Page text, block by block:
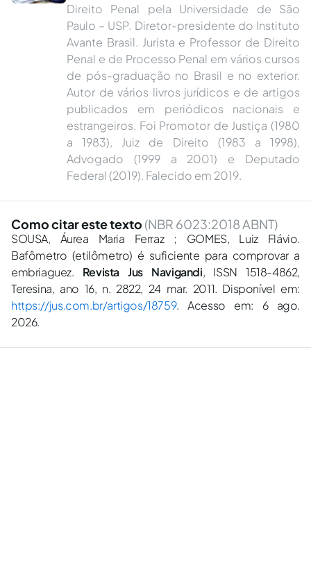
Direito Penal pela Universidade de São
Paulo – USP. Diretor-presidente do Instituto
Avante Brasil. Jurista e Professor de Direito
Penal e de Processo Penal em vários cursos
de pós-graduação no Brasil e no exterior.
Autor de vários livros jurídicos e de artigos
publicados em periódicos nacionais e
estrangeiros. Foi Promotor de Justiça (1980
a 1983), Juiz de Direito (1983 a 1998),
Advogado (1999 a 2001) e Deputado
Federal (2019). Falecido em 2019.
Como citar este texto (NBR 6023:2018 ABNT)
SOUSA, Áurea Maria Ferraz ; GOMES, Luiz Flávio.
Bafômetro (etilômetro) é suficiente para comprovar a
embriaguez. Revista Jus Navigandi, ISSN 1518-4862,
Teresina, ano 16, n. 2822, 24 mar. 2011. Disponível em:
https://jus.com.br/artigos/18759. Acesso em: 6 ago.
2026.